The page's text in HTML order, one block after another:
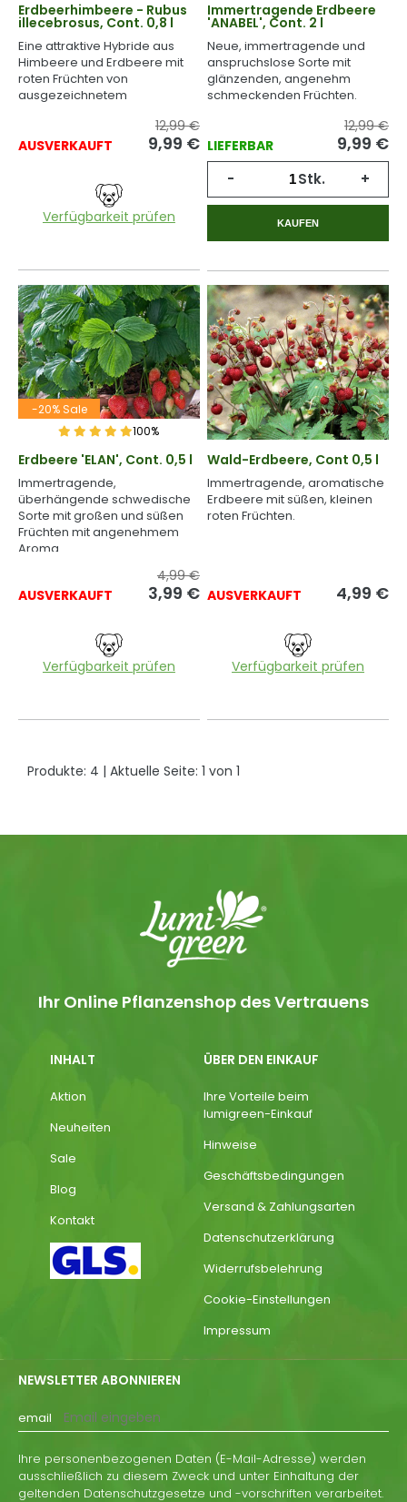
Erdbeerhimbeere - Rubus
illecebrosus, Cont. 0,8 l
Eine attraktive Hybride aus
Himbeere und Erdbeere mit
roten Früchten von
ausgezeichnetem
AUSVERKAUFT
12,99 €
9,99 €
Verfügbarkeit prüfen
Immertragende Erdbeere
'ANABEL', Cont. 2 l
Neue, immertragende und
anspruchslose Sorte mit
glänzenden, angenehm
schmeckenden Früchten.
LIEFERBAR
12,99 €
9,99 €
- Stk. +
KAUFEN
-20% Sale
100%
Erdbeere 'ELAN', Cont. 0,5 l
Immertragende,
überhängende schwedische
Sorte mit großen und süßen
Früchten mit angenehmem
Aroma.
AUSVERKAUFT
4,99 €
3,99 €
Verfügbarkeit prüfen
Wald-Erdbeere, Cont 0,5 l
Immertragende, aromatische
Erdbeere mit süßen, kleinen
roten Früchten.
AUSVERKAUFT 4,99 €
Verfügbarkeit prüfen
Produkte: 4 | Aktuelle Seite: 1 von 1
Ihr Online Pflanzenshop des Vertrauens
INHALT
Aktion
Neuheiten
Sale
Blog
Kontakt
ÜBER DEN EINKAUF
Ihre Vorteile beim
lumigreen-Einkauf
Hinweise
Geschäftsbedingungen
Versand & Zahlungsarten
Datenschutzerklärung
Widerrufsbelehrung
Cookie-Einstellungen
Impressum
NEWSLETTER ABONNIEREN
email
Ihre personenbezogenen Daten (E-Mail-Adresse) werden
ausschließlich zu diesem Zweck und unter Einhaltung der
geltenden Datenschutzgesetze und -vorschriften verarbeitet.